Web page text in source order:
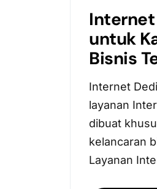
untuk
Bisnis
Internet
layanan
dibuat
kelancaran
Layanan